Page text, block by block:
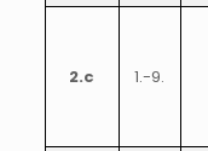
2.c 1.-9.